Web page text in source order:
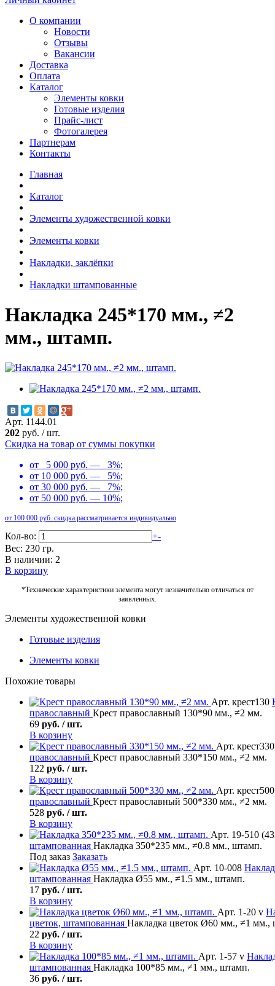
О компании
Новости
Отзывы
Вакансии
Доставка
Оплата
Каталог
Элементы ковки
Готовые изделия
Прайс-лист
Фотогалерея
Партнерам
Контакты
Главная
Каталог
Элементы художественной ковки
Элементы ковки
Накладки, заклёпки
Накладки штампованные
Накладка 245*170 мм., ≠2
мм., штамп.
Арт. 1144.01
202 руб. /шт.
Скидка на товар от суммы покупки
от 5 000 руб. — 3%;
от 10 000 руб. — 5%;
от 30 000 руб. — 7%;
от 50 000 руб. — 10%;
от 100 000 руб. скидка рассматривается индивидуально
Кол-во: +-
Вес: 230 гр.
В наличии: 2
В корзину
*Технические характеристики элемента могут незначительно отличаться от
заявленных.
Элементы художественной ковки
Готовые изделия
Элементы ковки
Похожие товары
Арт. крест130
православный Крест православный 130*90 мм., ≠2 мм.
69 руб. / шт.
В корзину
Арт. крест330
православный Крест православный 330*150 мм., ≠2 мм.
122 руб. / шт.
В корзину
Арт. крест500
православный Крест православный 500*330 мм., ≠2 мм.
528 руб. / шт.
В корзину
Арт. 19-510
штампованная Накладка 350*235 мм., ≠0.8 мм., штамп.
Под заказ Заказать
Арт. 10-008
штампованная Накладка Ø55 мм., ≠1.5 мм., штамп.
17 руб. / шт.
В корзину
Арт. 1-20 v
цветок, штампованная Накладка цветок Ø60 мм., ≠1 мм.,
22 руб. / шт.
В корзину
Арт. 1-57 v
штампованная Накладка 100*85 мм., ≠1 мм., штамп.
36 руб. / шт.